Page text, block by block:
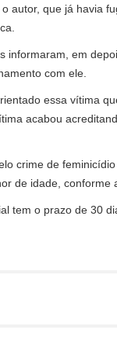
autor, que já havia
informaram, em
com ele.
essa vítima
acabou
crime de
de idade, conforme
tem o prazo de 30